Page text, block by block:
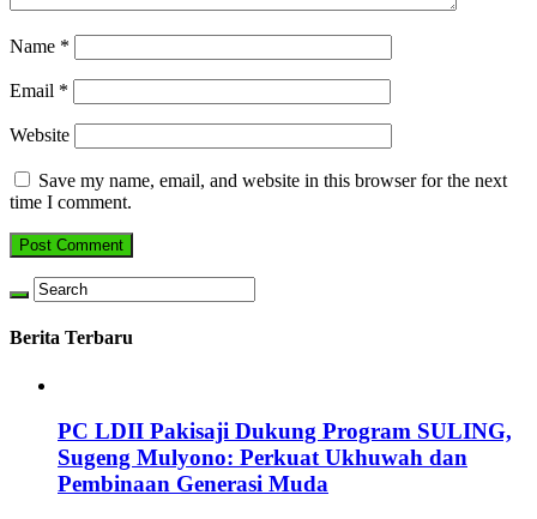
Name *
Email *
Website
Save my name, email, and website in this browser for the next
time I comment.
Berita Terbaru
PC LDII Pakisaji Dukung Program SULING,
Sugeng Mulyono: Perkuat Ukhuwah dan
Pembinaan Generasi Muda